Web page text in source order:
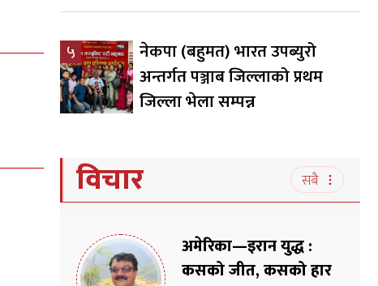
५
नेकपा (बहुमत) भारत उपब्युरो
अन्तर्गत पञ्जाब जिल्लाको प्रथम
जिल्ला भेला सम्पन्न
विचार सबै
अमेरिका—इरान युद्ध :
कसको जीत, कसको हार